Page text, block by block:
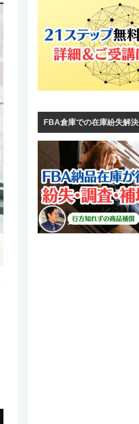
FBA倉庫での在庫紛失解決